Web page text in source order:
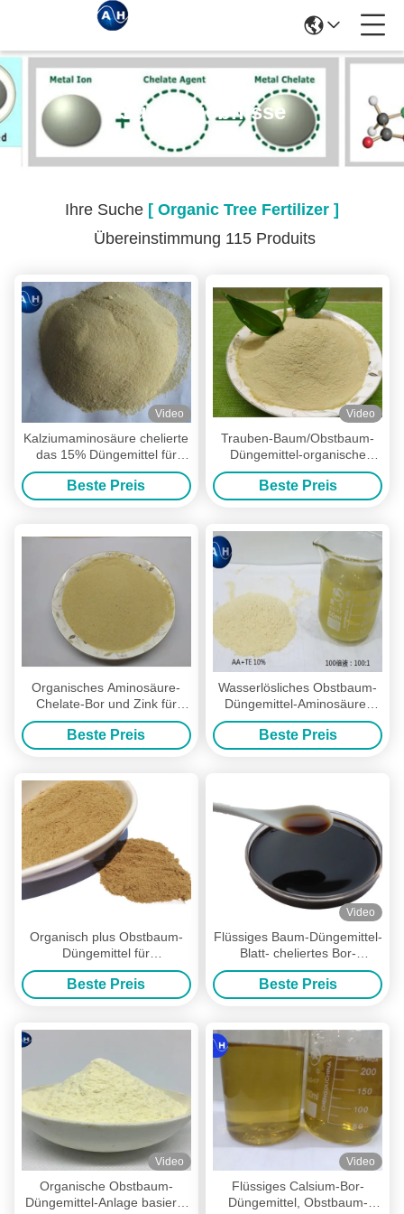
Suchergebnisse
Ihre Suche [ Organic Tree Fertilizer ]
Übereinstimmung 115 Produits
Video
Kalziumaminosäure chelierte
das 15% Düngemittel für
Bananenstaude, organisches
Baum-Düngemittel
Beste Preis
Video
Trauben-Baum/Obstbaum-
Düngemittel-organische
Aminosäure chelierten
Mineralien
Beste Preis
Organisches Aminosäure-
Chelate-Bor und Zink für
Trauben-Baum-Düngemittel
Beste Preis
Wasserlösliches Obstbaum-
Düngemittel-Aminosäure-
Chelate-Trauben-
Düngemittel
Beste Preis
Organisch plus Obstbaum-
Düngemittel für
Bananenstaude-Sorgfalt-
hellgelbe Pulver-Form
Beste Preis
Video
Flüssiges Baum-Düngemittel-
Blatt- cheliertes Bor-
Kalziumsprühmolybdän
Beste Preis
Video
Organische Obstbaum-
Düngemittel-Anlage basierte
Video
Flüssiges Calsium-Bor-
Düngemittel, Obstbaum-